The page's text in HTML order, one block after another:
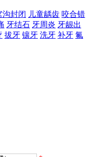
沟封闭 儿童龋齿 咬合错
牙结石 牙周炎 牙龈出
拔牙 镶牙 洗牙 补牙 氟